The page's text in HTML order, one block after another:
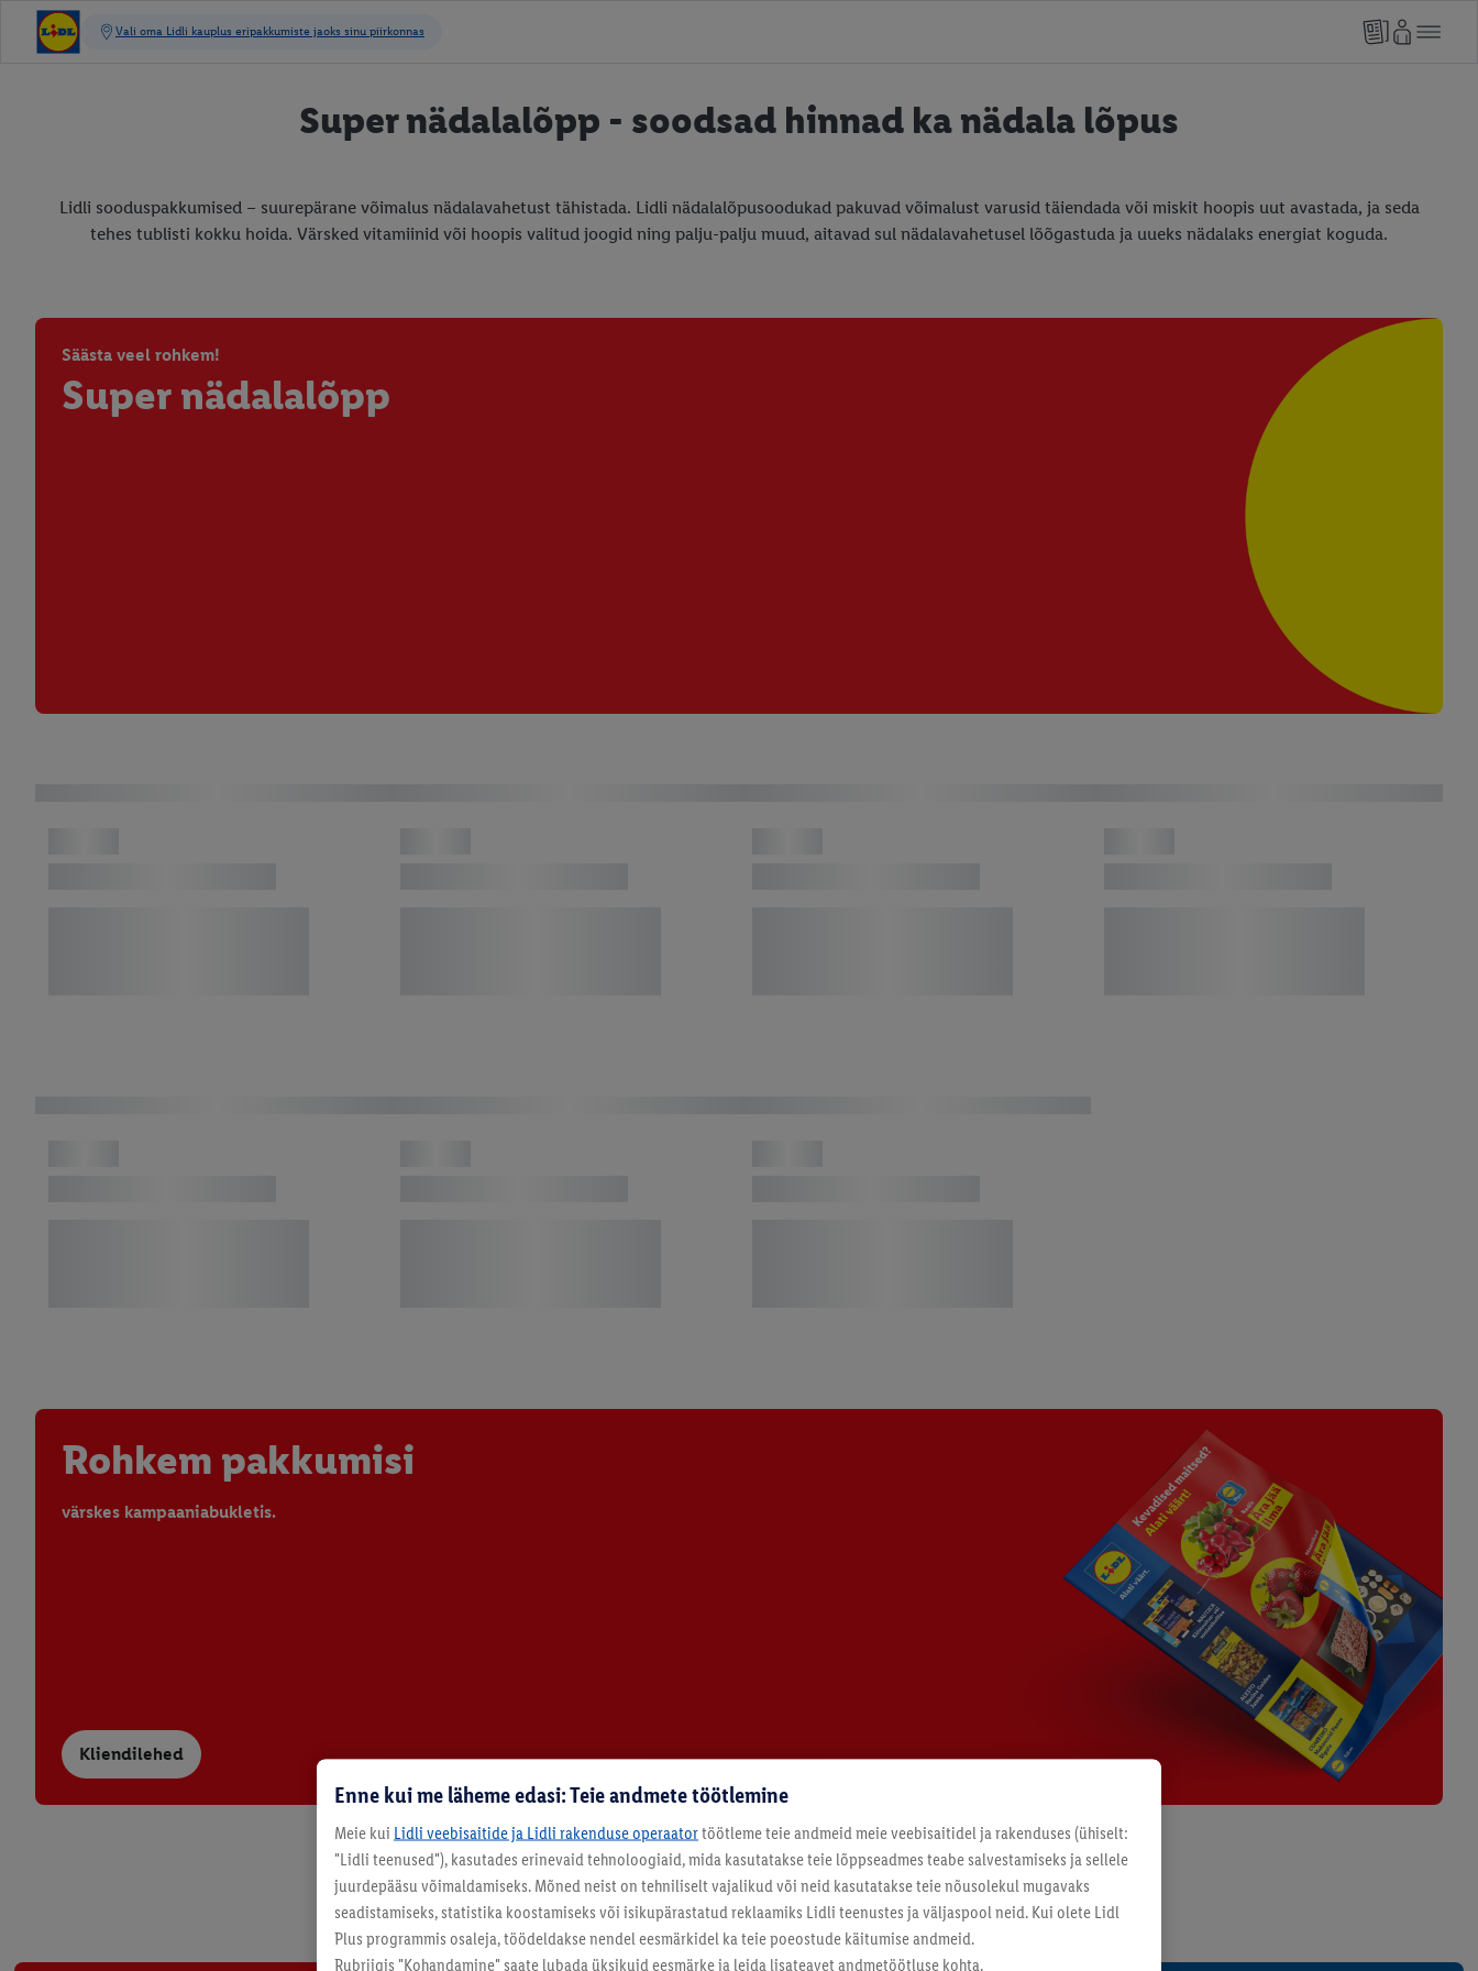
Super nädalalõpp - soodsad hinnad ka nädala lõpus
Lidli sooduspakkumised – suurepärane võimalus nädalavahetust tähistada. Lidli nädalalõpusoodukad pakuvad võimalust varusid täiendada või miskit hoopis uut avastada, ja seda
tehes tublisti kokku hoida. Värsked vitamiinid või hoopis valitud joogid ning palju-palju muud, aitavad sul nädalavahetusel lõõgastuda ja uueks nädalaks energiat koguda.
Säästa veel rohkem!
Super nädalalõpp
Rohkem pakkumisi
värskes kampaaniabukletis.
Kliendilehed
Sel nädalal Järgmisel nädalal
Enne kui me läheme edasi: Teie andmete töötlemine
Meie kui Lidli veebisaitide ja Lidli rakenduse operaatortöötleme teie andmeid meie veebisaitidel ja rakenduses (ühiselt:
"Lidli teenused"), kasutades erinevaid tehnoloogiaid, mida kasutatakse teie lõppseadmes teabe salvestamiseks ja sellele
juurdepääsu võimaldamiseks. Mõned neist on tehniliselt vajalikud või neid kasutatakse teie nõusolekul mugavaks
seadistamiseks, statistika koostamiseks või isikupärastatud reklaamiks Lidli teenustes ja väljaspool neid. Kui olete Lidl
Plus programmis osaleja, töödeldakse nendel eesmärkidel ka teie poeostude käitumise andmeid.
Rubriigis "Kohandamine" saate lubada üksikuid eesmärke ja leida lisateavet andmetöötluse kohta.